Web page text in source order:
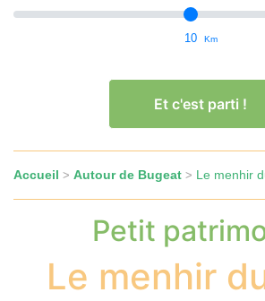
10 Km
Et c'est parti !
Accueil > Autour de Bugeat > Le menhir
Petit
Le menhir